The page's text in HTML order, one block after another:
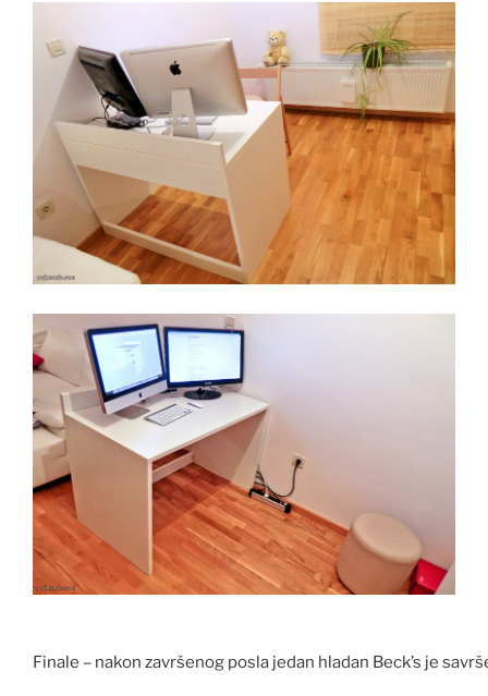
Finale – nakon završenog posla jedan hladan Beck’s je